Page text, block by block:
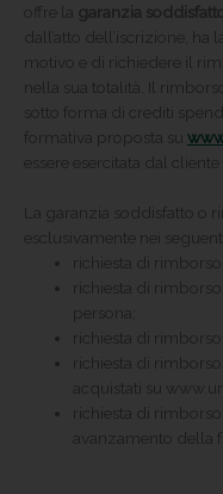
offre la garanzia
dall’atto dell’iscrizione,
motivo e di richiedere il
nella sua totalità. Il
sotto forma di crediti
formativa proposta su
essere esercitata dal cliente
La garanzia soddisfatto o
esclusivamente nei
richiesta di
richiesta di
persona;
richiesta di rimborso
richiesta di
acquistati su
richiesta di
avanzamento della